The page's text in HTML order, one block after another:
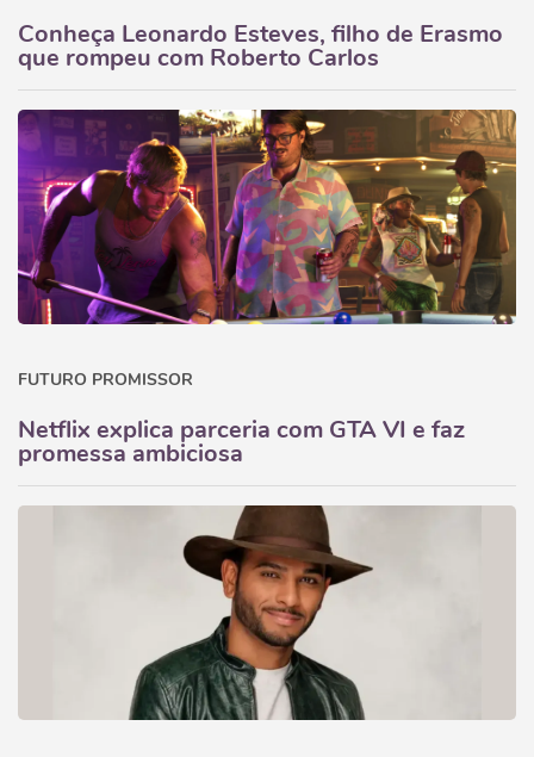
Conheça Leonardo Esteves, filho de Erasmo
que rompeu com Roberto Carlos
FUTURO PROMISSOR
Netflix explica parceria com GTA VI e faz
promessa ambiciosa